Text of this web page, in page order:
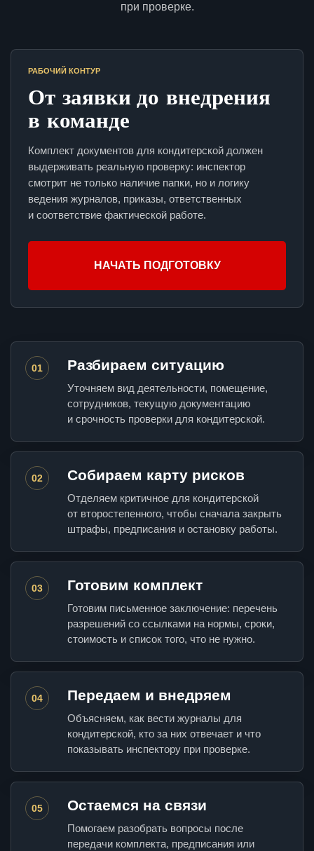
при проверке.
РАБОЧИЙ КОНТУР
От заявки до внедрения
в команде
Комплект документов для кондитерской должен
выдерживать реальную проверку: инспектор
смотрит не только наличие папки, но и логику
ведения журналов, приказы, ответственных
и соответствие фактической работе.
НАЧАТЬ ПОДГОТОВКУ
01 Разбираем ситуацию
Уточняем вид деятельности, помещение,
сотрудников, текущую документацию
и срочность проверки для кондитерской.
02 Собираем карту рисков
Отделяем критичное для кондитерской
от второстепенного, чтобы сначала закрыть
штрафы, предписания и остановку работы.
03 Готовим комплект
Готовим письменное заключение: перечень
разрешений со ссылками на нормы, сроки,
стоимость и список того, что не нужно.
04 Передаем и внедряем
Объясняем, как вести журналы для
кондитерской, кто за них отвечает и что
показывать инспектору при проверке.
05 Остаемся на связи
Помогаем разобрать вопросы после
передачи комплекта, предписания или